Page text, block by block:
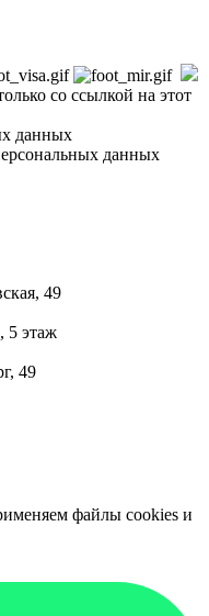
со ссылкой на этот
данных
данных
49
5 этаж
49
файлы cookies и